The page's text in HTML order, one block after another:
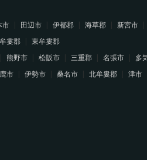
市 田辺市 伊都郡 海草郡 新宮市
婁郡
東牟婁郡
熊野市 松阪市 三重郡 名張市 多
市 伊勢市 桑名市 北牟婁郡 津市